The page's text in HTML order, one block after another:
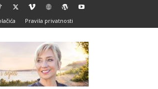
Pravila privatnosti